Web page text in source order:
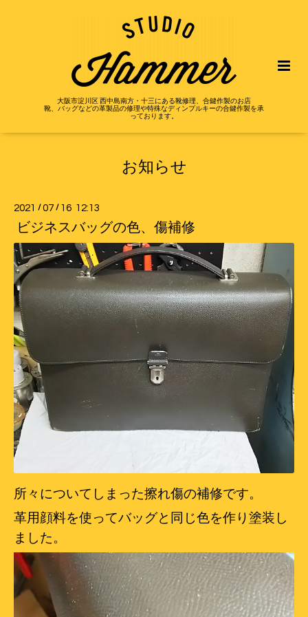
大阪市淀川区 西中島南方・十三にある靴修理、合鍵作製のお店
靴、バッグなどの革製品の修理や特殊なディンプルキーの合鍵作製を承
っております。
お知らせ
2021 /07 / 16 12:13
ビジネスバッグの色、傷補修
所々についてしまった擦れ傷の補修です。
革用顔料を使ってバッグと同じ色を作り塗装し
ました。